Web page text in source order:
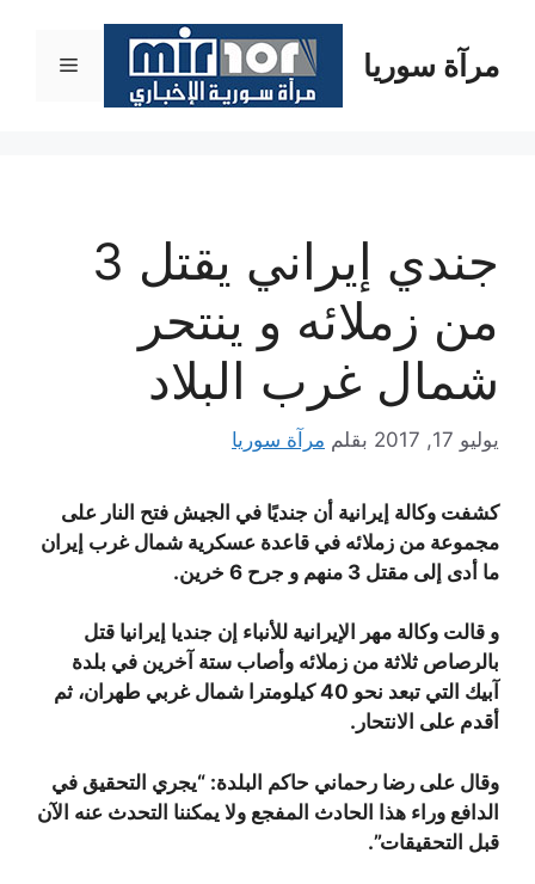
المحتوىمرآة سوريا القائمة
جندي إيراني يقتل 3
من زملائه و ينتحر
شمال غرب البلاد
يوليو 17, 2017 بقلم مرآة سوريا
كشفت وكالة إيرانية أن جنديًا في الجيش فتح النار على
مجموعة من زملائه في قاعدة عسكرية شمال غرب إيران
ما أدى إلى مقتل 3 منهم و جرح 6 خرين.
و قالت وكالة مهر الإيرانية للأنباء إن جنديا إيرانيا قتل
بالرصاص ثلاثة من زملائه وأصاب ستة آخرين في بلدة
آبيك التي تبعد نحو 40 كيلومترا شمال غربي طهران، ثم
أقدم على الانتحار.
وقال على رضا رحماني حاكم البلدة: “يجري التحقيق في
الدافع وراء هذا الحادث المفجع ولا يمكننا التحدث عنه الآن
قبل التحقيقات”.